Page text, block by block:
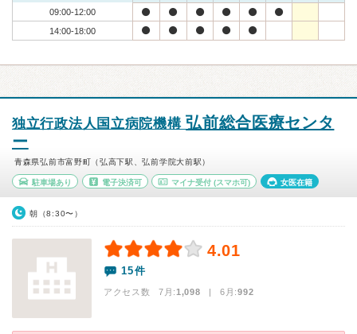
09:00-12:00
14:00-18:00
独立行政法人国立病院機構 弘前総合医療センタ
ー
青森県弘前市富野町（弘高下駅、弘前学院大前駅）
駐車場あり 電子決済可 マイナ受付 (スマホ可) 女医在籍
朝（8:30〜）
4.01
15件
アクセス数 7月:1,098 | 6月:992